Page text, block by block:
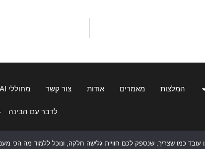
המלצות מאמרים אודות צור קשר מחוללי AI
לדבר עם הבינה – 24 טיפים מנצחים